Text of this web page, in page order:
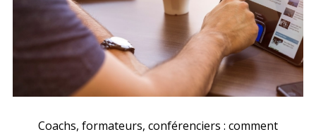
Coachs, formateurs, conférenciers : comment